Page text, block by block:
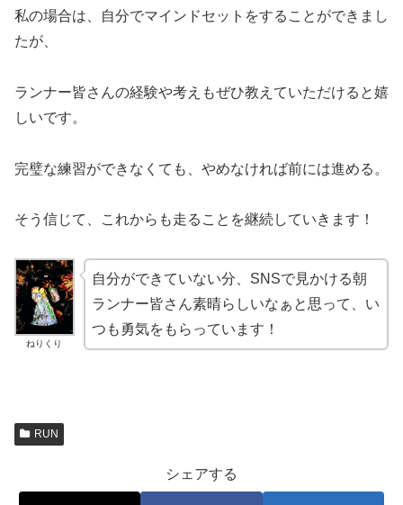
私の場合は、自分でマインドセットをすることができまし
たが、
ランナー皆さんの経験や考えもぜひ教えていただけると嬉
しいです。
完璧な練習ができなくても、やめなければ前には進める。
そう信じて、これからも走ることを継続していきます！
ねりくり
自分ができていない分、SNSで見かける朝
ランナー皆さん素晴らしいなぁと思って、い
つも勇気をもらっています！
RUN
シェアする